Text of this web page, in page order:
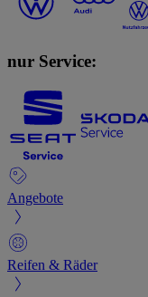
nur Service:
Angebote
Reifen & Räder